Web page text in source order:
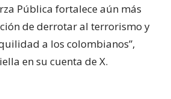
Pública fortalece aún más
de derrotar al terrorismo y
a los colombianos”,
en su cuenta de X.